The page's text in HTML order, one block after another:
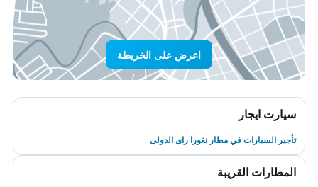
اعرض على الخريطة
سيارت ايجار
تأجير السيارات في مطار نغورا راى الدولى
المطارات القريبة